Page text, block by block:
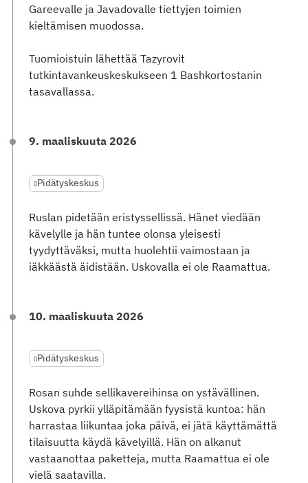
Gareevalle ja Javadovalle tiettyjen toimien
kieltämisen muodossa.
Tuomioistuin lähettää Tazyrovit
tutkintavankeuskeskukseen 1 Bashkortostanin
tasavallassa.
9. maaliskuuta 2026
Pidätyskeskus
Ruslan pidetään eristyssellissä. Hänet viedään
kävelylle ja hän tuntee olonsa yleisesti
tyydyttäväksi, mutta huolehtii vaimostaan ja
iäkkäästä äidistään. Uskovalla ei ole Raamattua.
10. maaliskuuta 2026
Pidätyskeskus
Rosan suhde sellikavereihinsa on ystävällinen.
Uskova pyrkii ylläpitämään fyysistä kuntoa: hän
harrastaa liikuntaa joka päivä, ei jätä käyttämättä
tilaisuutta käydä kävelyillä. Hän on alkanut
vastaanottaa paketteja, mutta Raamattua ei ole
vielä saatavilla.